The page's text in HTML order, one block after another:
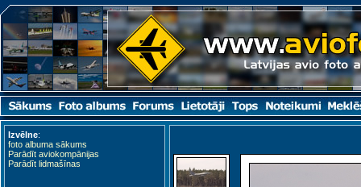
Izvēlne:
foto albuma sākums
Parādīt aviokompānijas
Parādīt lidmašīnas